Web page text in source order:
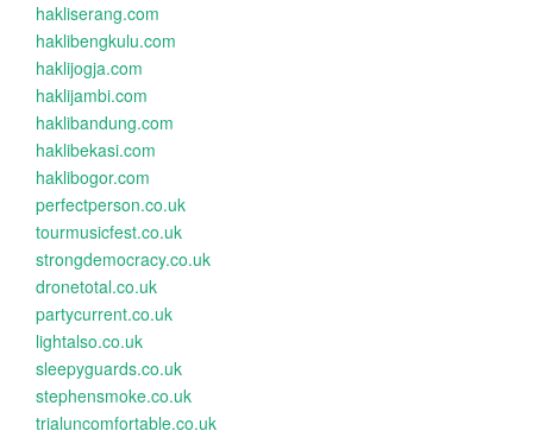
hakliserang.com
haklibengkulu.com
haklijogja.com
haklijambi.com
haklibandung.com
haklibekasi.com
haklibogor.com
perfectperson.co.uk
tourmusicfest.co.uk
strongdemocracy.co.uk
dronetotal.co.uk
partycurrent.co.uk
lightalso.co.uk
sleepyguards.co.uk
stephensmoke.co.uk
trialuncomfortable.co.uk